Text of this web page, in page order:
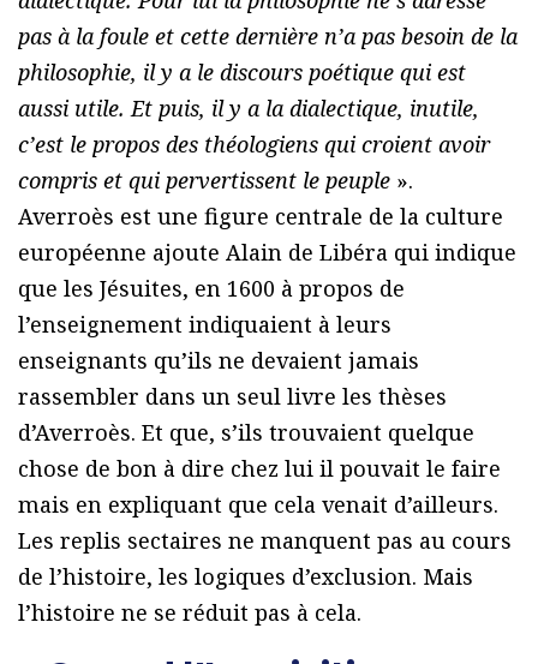
pas à la foule et cette dernière n’a pas besoin de la
philosophie, il y a le discours poétique qui est
aussi utile. Et puis, il y a la dialectique, inutile,
c’est le propos des théologiens qui croient avoir
compris et qui pervertissent le peuple ».
Averroès est une figure centrale de la culture
européenne ajoute Alain de Libéra qui indique
que les Jésuites, en 1600 à propos de
l’enseignement indiquaient à leurs
enseignants qu’ils ne devaient jamais
rassembler dans un seul livre les thèses
d’Averroès. Et que, s’ils trouvaient quelque
chose de bon à dire chez lui il pouvait le faire
mais en expliquant que cela venait d’ailleurs.
Les replis sectaires ne manquent pas au cours
de l’histoire, les logiques d’exclusion. Mais
l’histoire ne se réduit pas à cela.